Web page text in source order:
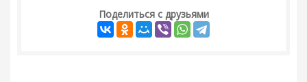
Поделиться с друзьями